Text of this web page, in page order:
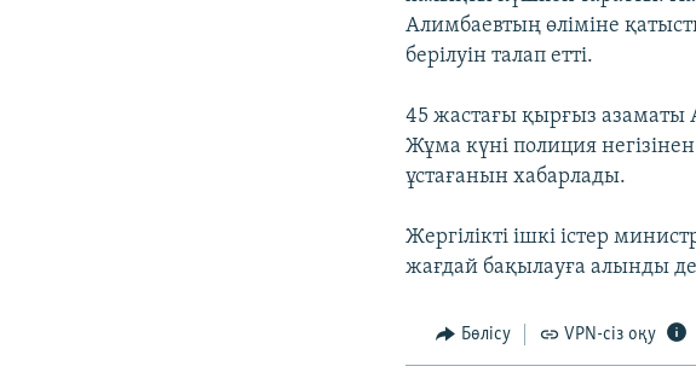
Алимбаевтың өліміне
берілуін талап етті.
45 жастағы қырғыз
Жұма күні полиция
ұстағанын хабарлады.
Жергілікті ішкі істер
жағдай бақылауға алынды
Бөлісу VPN-сіз оқу